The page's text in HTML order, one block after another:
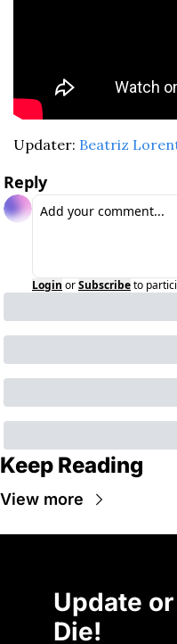
Updater: Beatriz
Reply
Login orSubscribeto
Keep Reading
View more
Update or
Die!